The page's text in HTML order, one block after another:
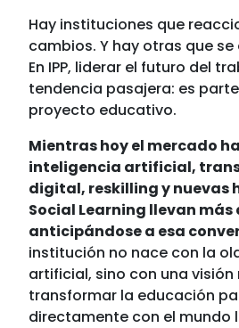
Hay instituciones que
cambios. Y hay otras que
En IPP, liderar el futuro del
tendencia pasajera: es parte
proyecto educativo.
Mientras hoy el mercado
inteligencia artificial,
digital, reskilling y nuevas
Social Learning llevan más
anticipándose a esa
institución no nace con la
artificial, sino con una
transformar la educación
directamente con el mundo